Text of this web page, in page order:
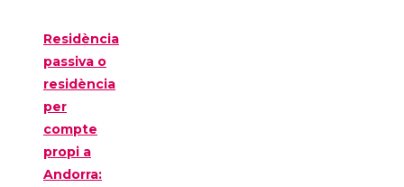
Residència
passiva o
residència
per
compte
propi a
Andorra: